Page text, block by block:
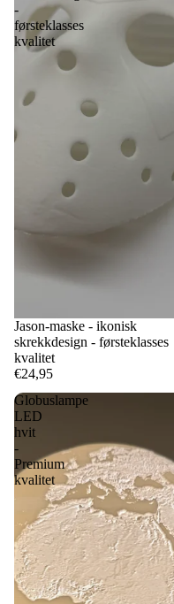
-
førsteklasses
kvalitet
Jason-maske - ikonisk
skrekkdesign - førsteklasses
kvalitet
€24,95
Globuslampe
LED
hvit
-
Premium
kvalitet